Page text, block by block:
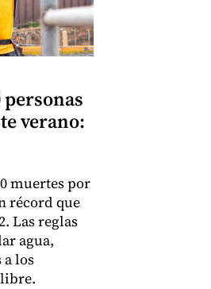
personas
verano:
muertes por
récord que
Las reglas
agua,
a los